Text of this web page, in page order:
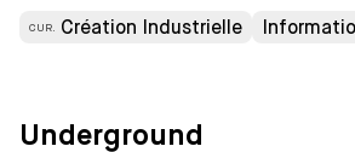
CUR. Création Industrielle
Underground